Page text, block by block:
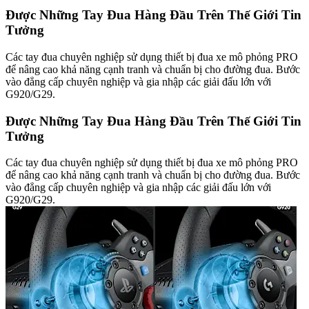
Được Những Tay Đua Hàng Đầu Trên Thế Giới Tin
Tưởng
Các tay đua chuyên nghiệp sử dụng thiết bị đua xe mô phỏng PRO
để nâng cao khả năng cạnh tranh và chuẩn bị cho đường đua. Bước
vào đẳng cấp chuyên nghiệp và gia nhập các giải đấu lớn với
G920/G29.
Được Những Tay Đua Hàng Đầu Trên Thế Giới Tin
Tưởng
Các tay đua chuyên nghiệp sử dụng thiết bị đua xe mô phỏng PRO
để nâng cao khả năng cạnh tranh và chuẩn bị cho đường đua. Bước
vào đẳng cấp chuyên nghiệp và gia nhập các giải đấu lớn với
G920/G29.